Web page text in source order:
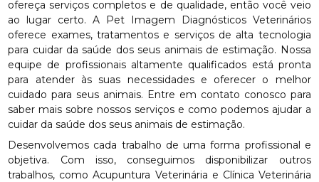
ofereça serviços completos e de qualidade, então você veio
ao lugar certo. A Pet Imagem Diagnósticos Veterinários
oferece exames, tratamentos e serviços de alta tecnologia
para cuidar da saúde dos seus animais de estimação. Nossa
equipe de profissionais altamente qualificados está pronta
para atender às suas necessidades e oferecer o melhor
cuidado para seus animais. Entre em contato conosco para
saber mais sobre nossos serviços e como podemos ajudar a
cuidar da saúde dos seus animais de estimação.
Desenvolvemos cada trabalho de uma forma profissional e
objetiva. Com isso, conseguimos disponibilizar outros
trabalhos, como Acupuntura Veterinária e Clínica Veterinária